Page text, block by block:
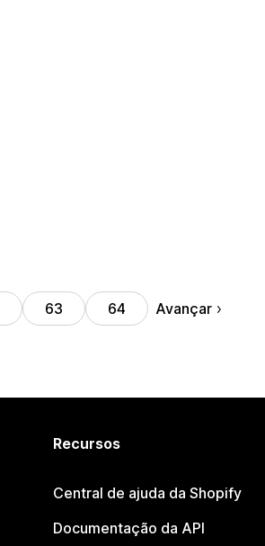
63 64 Avançar
Recursos
Central de ajuda da Shopify
Documentação da API